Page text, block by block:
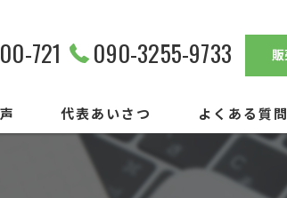
721 090-3255-9733
代表あいさつ よくある質問